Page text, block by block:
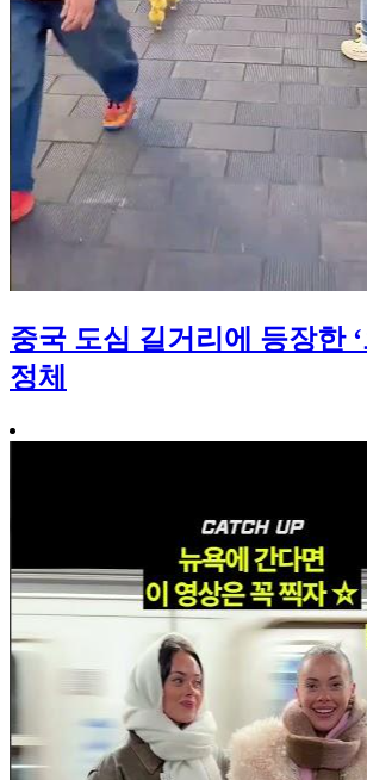
중국 도심 길거리에 등장한
정체